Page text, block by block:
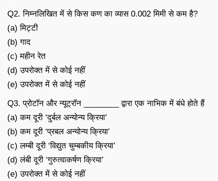
Q2. निम्नलिखित में से किस कण का व्यास 0.002 मिमी से कम है?
(a) मिट्टी
(b) गाद
(c) महीन रेत
(d) उपरोक्त में से कोई नहीं
(e) उपरोक्त में से कोई नहीं
Q3. प्रोटॉन और न्यूट्रॉन ________ द्वारा एक नाभिक में बंधे होते हैं
(a) कम दूरी ‘दुर्बल अन्योन्य क्रिया’
(b) कम दूरी ‘प्रबल अन्योन्य क्रिया’
(c) लम्बी दूरी ‘विद्युत चुम्बकीय क्रिया’
(d) लंबी दूरी ‘गुरुत्वाकर्षण क्रिया’
(e) उपरोक्त में से कोई नहीं